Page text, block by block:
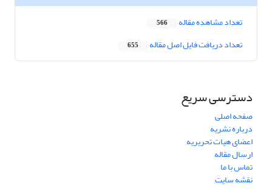
تعداد مشاهده مقاله 566
تعداد دریافت فایل اصل مقاله 655
دسترسی سریع
صفحه اصلی
درباره نشریه
اعضای هیات تحریریه
ارسال مقاله
تماس با ما
نقشه سایت